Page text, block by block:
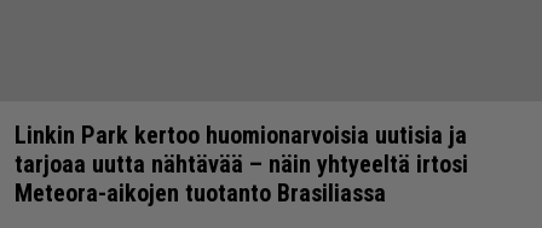
Linkin Park kertoo huomionarvoisia uutisia ja
tarjoaa uutta nähtävää – näin yhtyeeltä irtosi
Meteora-aikojen tuotanto Brasiliassa